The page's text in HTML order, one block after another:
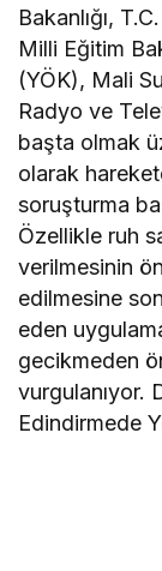
Bakanlığı,
Milli Eğitim
(YÖK), Mali
Radyo ve
başta olmak
olarak
soruşturma
Özellikle ruh
verilmesinin
edilmesine
eden
gecikmeden
vurgulanıyor.
Edindirmede